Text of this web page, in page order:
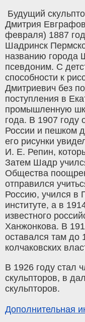
Будущий
Дмитрия
февраля) 1887
Шадринск
названию города
псевдоним. С
способности к
Дмитриевич без
поступления в
промышленную
года. В 1907 году
России и пешком
его рисунки
И. Е. Репин,
Затем Шадр
Общества
отправился
Россию, учился в
институте, а в
известного
Ханжонкова. В
оставался там до
колчаковских
В 1926 году стал
скульпторов, в
скульпторов.
Дополнительная